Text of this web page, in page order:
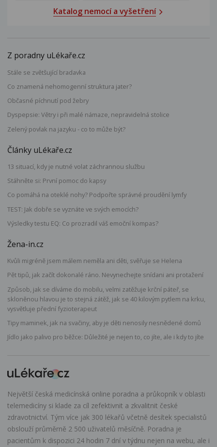
Katalog nemocí a vyšetření
Z poradny uLékaře.cz
Stále se zvětšující bradavka
Co znamená nehomogenní struktura jater?
Občasné píchnutí pod žebry
Dyspepsie: Větry i při malé námaze, nepravidelná stolice
Zelený povlak na jazyku - co to může být?
Články uLékaře.cz
13 situací, kdy je nutné volat záchrannou službu
Stáhněte si: První pomoc do kapsy
Co pomáhá na oteklé nohy? Podpořte správné proudění lymfy
TEST: Jak dobře se vyznáte ve svých emocích?
Výsledky testu EQ: Co prozradil váš emoční kompas?
Žena-in.cz
Kvůli migréně jsem málem neměla ani děti, svěřuje se Helena
Pět tipů, jak začít dokonalé ráno. Nevynechejte snídani ani protažení
Způsob, jak se díváme do mobilu, velmi zatěžuje krční páteř, se
skloněnou hlavou je to stejná zátěž, jak se 40 kilovým pytlem na krku,
vysvětluje přední fyzioterapeut
Tipy maminek, jak na svačiny, aby je děti nenosily nesnědené domů
Jídlo jako palivo pro běžce: Důležité je nejen to, co jíte, ale i kdy to jíte
Největší česká medicínská online poradna a průkopník v oblasti
telemedicíny si klade za cíl zefektivnit a zkvalitnit české
zdravotnictví. Tým více jak 300 lékařů včetně desítek specialistů
obslouží průměrně 2 500 uživatelů měsíčně. Poradna je
pacientům k dispozici 24 hodin 7 dní v týdnu nejen na webu, ale i